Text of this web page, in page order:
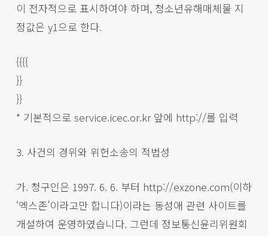
이 전자적으로 표시하여야 하며, 청소년유해매체물 지
정값은 y1으로 한다.
{{{{
}}
}}
* 기본적으로 service.icec.or.kr 앞에 http://를 입력
3. 사건의 경위와 위헌소송의 적법성
가. 청구인은 1997. 6. 6. 부터 http://exzone.com(이하
‘엑스존’이라고만 합니다)이라는 동성애 관련 사이트를
개설하여 운영하였습니다. 그런데 정보통신윤리위원회